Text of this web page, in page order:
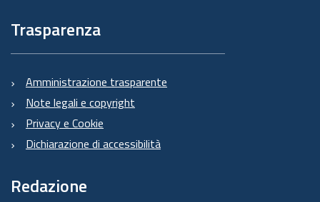
Trasparenza
Amministrazione trasparente
Note legali e copyright
Privacy e Cookie
Dichiarazione di accessibilità
Redazione